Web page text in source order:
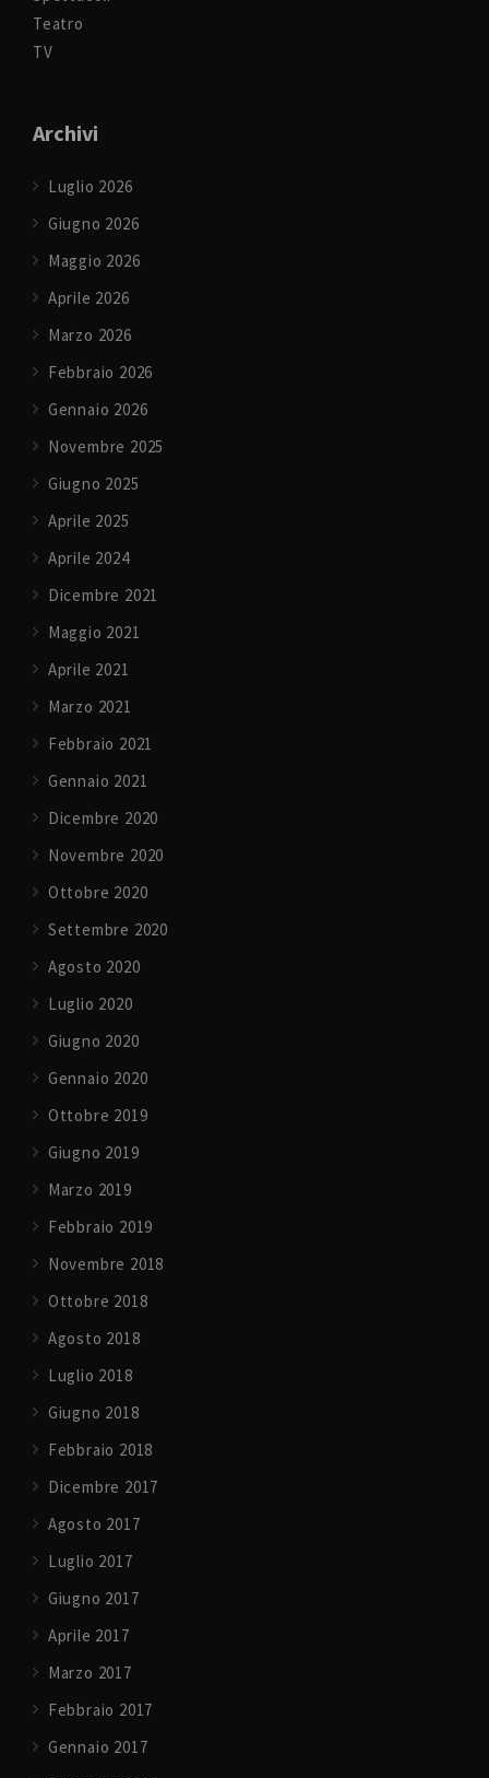
Teatro
TV
Archivi
Luglio 2026
Giugno 2026
Maggio 2026
Aprile 2026
Marzo 2026
Febbraio 2026
Gennaio 2026
Novembre 2025
Giugno 2025
Aprile 2025
Aprile 2024
Dicembre 2021
Maggio 2021
Aprile 2021
Marzo 2021
Febbraio 2021
Gennaio 2021
Dicembre 2020
Novembre 2020
Ottobre 2020
Settembre 2020
Agosto 2020
Luglio 2020
Giugno 2020
Gennaio 2020
Ottobre 2019
Giugno 2019
Marzo 2019
Febbraio 2019
Novembre 2018
Ottobre 2018
Agosto 2018
Luglio 2018
Giugno 2018
Febbraio 2018
Dicembre 2017
Agosto 2017
Luglio 2017
Giugno 2017
Aprile 2017
Marzo 2017
Febbraio 2017
Gennaio 2017